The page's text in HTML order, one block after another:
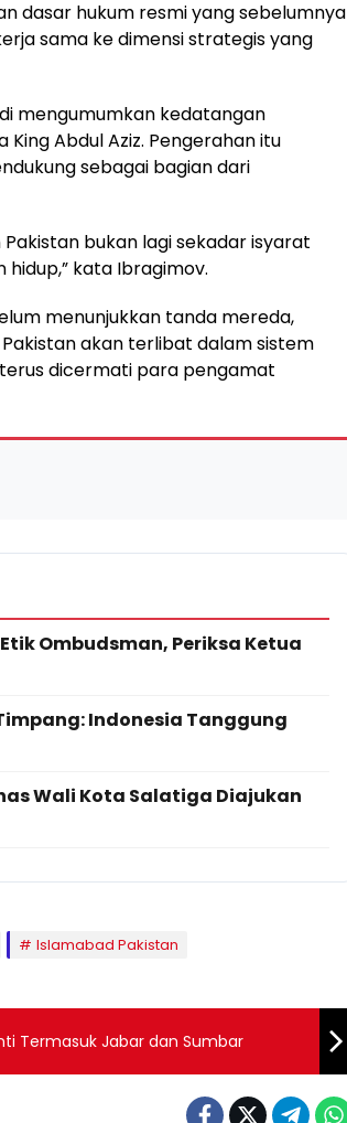
dasar hukum resmi yang sebelumnya
sama ke dimensi strategis yang
mengumumkan kedatangan
Abdul Aziz. Pengerahan itu
sebagai bagian dari
bukan lagi sekadar isyarat
kata Ibragimov.
menunjukkan tanda mereda,
akan terlibat dalam sistem
dicermati para pengamat
Ombudsman, Periksa Ketua
Indonesia Tanggung
Wali Kota Salatiga Diajukan
Islamabad Pakistan
Termasuk Jabar dan Sumbar